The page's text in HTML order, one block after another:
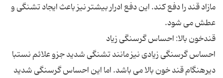
مازاد قند را دفع کند. این دفع ادرار بیشتر نیز باعث ایجاد تشنگی و
احساس گرسنگی زیادی نیز مانند تشنگی شدید جزو علائم نستبا
دیرهنگام قند خون بالا می باشد. اما این احساس گرسنگی شدید